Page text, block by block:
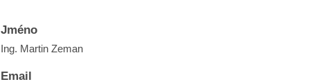
Jméno
Ing. Martin Zeman
Email